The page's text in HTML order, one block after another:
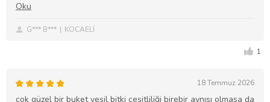
G*** B*** KOCAELİ
1
18 Temmuz 2026
çok güzel bir buket yeşil bitki çeşitliliği birebir aynısı olmasa da